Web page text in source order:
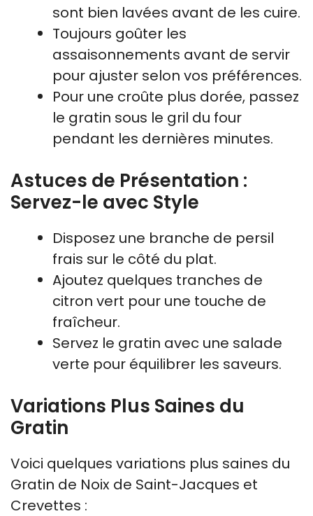
sont bien lavées avant de les cuire.
Toujours goûter les
assaisonnements avant de servir
pour ajuster selon vos préférences.
Pour une croûte plus dorée, passez
le gratin sous le gril du four
pendant les dernières minutes.
Astuces de Présentation :
Servez-le avec Style
Disposez une branche de persil
frais sur le côté du plat.
Ajoutez quelques tranches de
citron vert pour une touche de
fraîcheur.
Servez le gratin avec une salade
verte pour équilibrer les saveurs.
Variations Plus Saines du
Gratin
Voici quelques variations plus saines du
Gratin de Noix de Saint-Jacques et
Crevettes :